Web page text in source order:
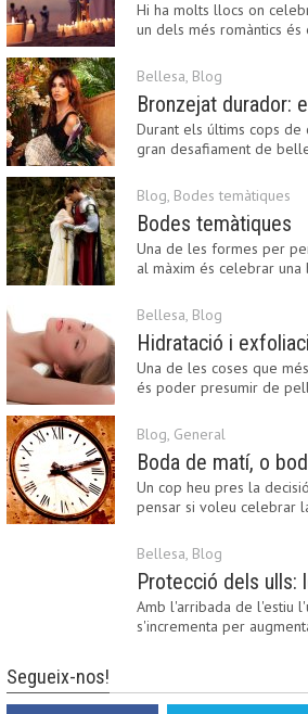
Hi ha molts llocs on
un dels més romàntics és
Bellesa, Blog
Durant els últims cops de
gran desafiament de
Blog, Bodes temàtiques
Bodes temàtiques
Una de les formes per
al màxim és celebrar
Bellesa, Blog
Una de les coses que
és poder presumir de
Blog, General
Boda de matí, o
Un cop heu pres la
pensar si voleu celebrar
Bellesa, Blog
Amb l'arribada de l'estiu
s'incrementa per
Segueix-nos!